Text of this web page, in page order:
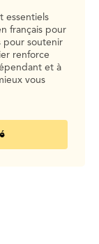
essentiels
français pour
pour soutenir
renforce
et à
vous